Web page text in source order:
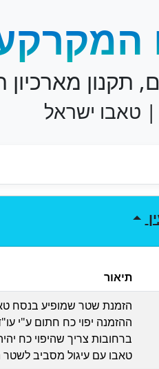
| טאבו ישראל
תיאור
הזמנת שטר שמופיע בנסח
ההזמנה יפוי כח חתום ע"י
ברחובות צריך שהיפוי כח
טאבו עם עיגול מסביב